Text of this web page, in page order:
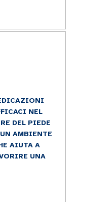
NEL
DEL PIEDE
AMBIENTE
AIUTA A
UNA